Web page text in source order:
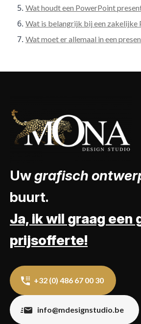
Wat houdt een PowerPoint
Wat is belangrijk bij een zakelijke
Wat moet er allemaal in een
Uwgrafisch
buurt.
Ja, ik wil graag een
prijsofferte!
+32 (0) 486 67 00 30
info@mdesignstudio.be